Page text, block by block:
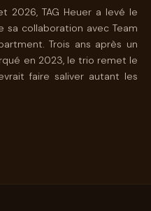
2026, TAG Heuer a levé le
sa collaboration avec Team
Trois ans après un
en 2023, le trio remet le
faire saliver autant les